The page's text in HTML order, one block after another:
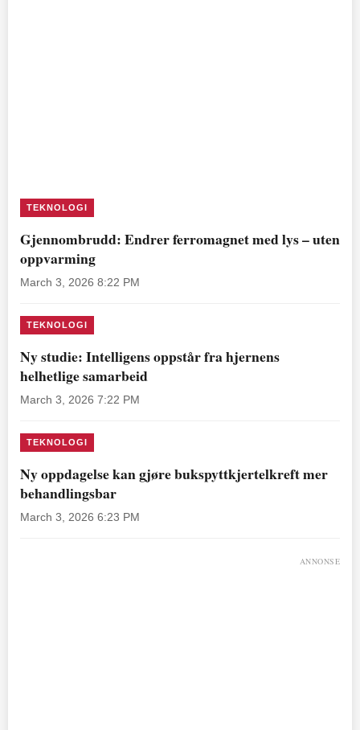
TEKNOLOGI
Gjennombrudd: Endrer ferromagnet med lys – uten
oppvarming
March 3, 2026 8:22 PM
TEKNOLOGI
Ny studie: Intelligens oppstår fra hjernens
helhetlige samarbeid
March 3, 2026 7:22 PM
TEKNOLOGI
Ny oppdagelse kan gjøre bukspyttkjertelkreft mer
behandlingsbar
March 3, 2026 6:23 PM
ANNONSE